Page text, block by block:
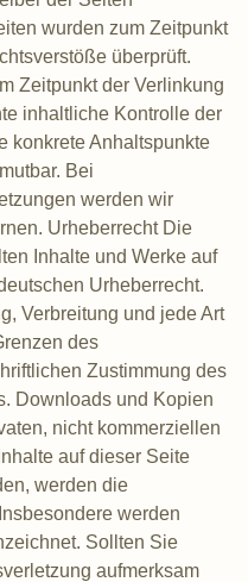
wurden zum Zeitpunkt
überprüft.
Zeitpunkt der Verlinkung
inhaltliche Kontrolle der
konkrete Anhaltspunkte
Bei
werden wir
Urheberrecht Die
Inhalte und Werke auf
Urheberrecht.
Verbreitung und jede Art
des
Zustimmung des
Downloads und Kopien
nicht kommerziellen
auf dieser Seite
werden die
werden
Sollten Sie
aufmerksam